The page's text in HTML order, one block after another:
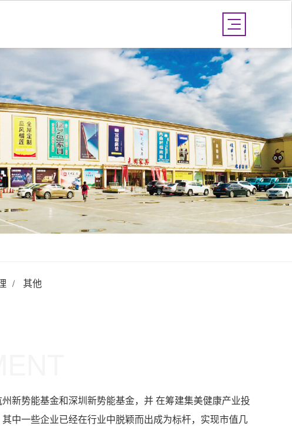
/ 其他
新势能基金和深圳新势能基金，并 在筹建集美健康产业投
中一些企业已经在行业中脱颖而出成为标杆，实现市值几